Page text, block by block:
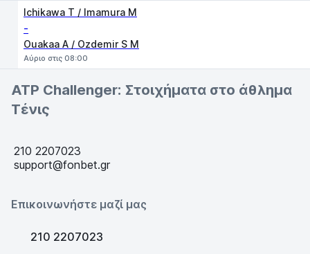
Ichikawa T / Imamura M
-
Ouakaa A / Ozdemir S M
Αύριο στις 08:00
ATP Challenger: Στοιχήματα στο άθλημα
Τένις
210 2207023
support@fonbet.gr
Επικοινωνήστε μαζί μας
210 2207023